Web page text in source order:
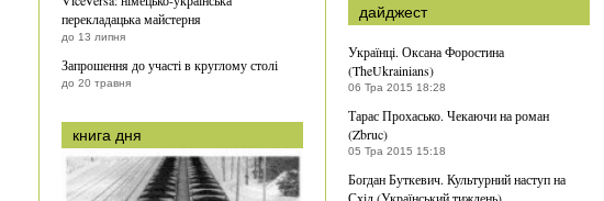
перекладацька майстерня
до 13 липня
Запрошення до участі в круглому столі
до 20 травня
книга дня
дайджест
Українці. Оксана Форостина
(TheUkrainians)
06 Тра 2015 18:28
Тарас Прохасько. Чекаючи на роман
(Zbruc)
05 Тра 2015 15:18
Богдан Буткевич. Культурний наступ на